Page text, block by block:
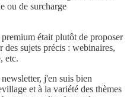
ou de surcharge
était plutôt de proposer
des sujets précis : webinaires,
etc.
j'en suis bien
et à la variété des thèmes